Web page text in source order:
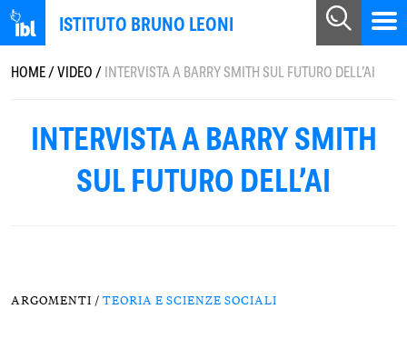
ISTITUTO BRUNO LEONI
HOME/VIDEO/INTERVISTA A BARRY SMITH SUL FUTURO DELL’AI
INTERVISTA A BARRY SMITH
SUL FUTURO DELL’AI
ARGOMENTI / TEORIA E SCIENZE SOCIALI